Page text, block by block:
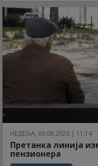
НЕДЕЉА, 09.08.2026 | 11:14
Претанка линија
пензионера